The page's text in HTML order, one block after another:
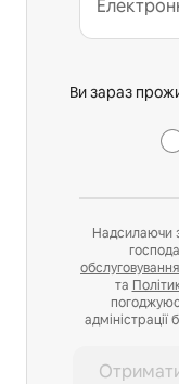
Ви зараз
Надсилаючи
обслуговування
та